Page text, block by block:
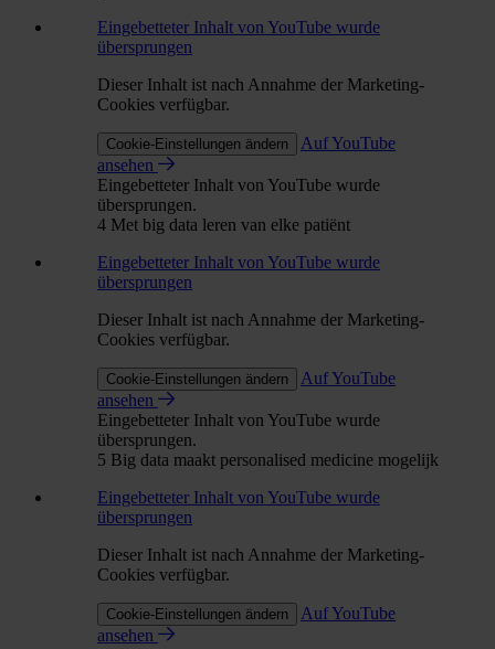
Eingebetteter Inhalt von YouTube wurde
übersprungen
Dieser Inhalt ist nach Annahme der Marketing-
Cookies verfügbar.
Cookie-Einstellungen ändern
Auf YouTube
ansehen
Eingebetteter Inhalt von YouTube wurde
übersprungen.
4 Met big data leren van elke patiënt
Eingebetteter Inhalt von YouTube wurde
übersprungen
Dieser Inhalt ist nach Annahme der Marketing-
Cookies verfügbar.
Cookie-Einstellungen ändern
Auf YouTube
ansehen
Eingebetteter Inhalt von YouTube wurde
übersprungen.
5 Big data maakt personalised medicine mogelijk
Eingebetteter Inhalt von YouTube wurde
übersprungen
Dieser Inhalt ist nach Annahme der Marketing-
Cookies verfügbar.
Cookie-Einstellungen ändern
Auf YouTube
ansehen